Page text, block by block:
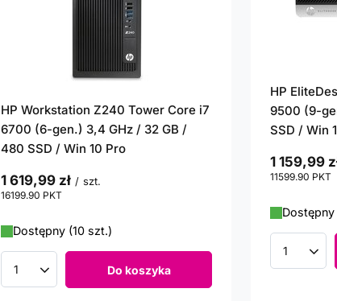
HP Workstation Z240 Tower Core i7
6700 (6-gen.) 3,4 GHz / 32 GB /
480 SSD / Win 10 Pro
1 619,99 zł / szt.
16199.90 PKT
Dostępny (10 szt.)
Ilość produktów Do koszyka
HP
9500 (9-
SSD / Win
1 159,99
11599.90 PKT
Ilość